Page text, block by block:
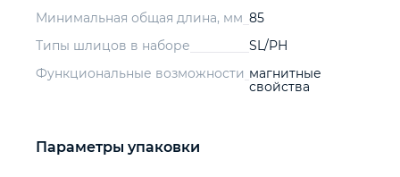
Минимальная общая длина, мм 85
Типы шлицов в наборе
SL/PH
Функциональные возможности магнитные
свойства
Параметры упаковки